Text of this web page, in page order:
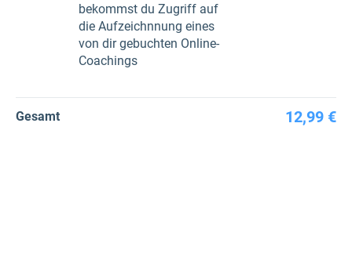
bekommst du Zugriff auf
die Aufzeichnnung eines
von dir gebuchten Online-
Coachings
Gesamt 12,99 €